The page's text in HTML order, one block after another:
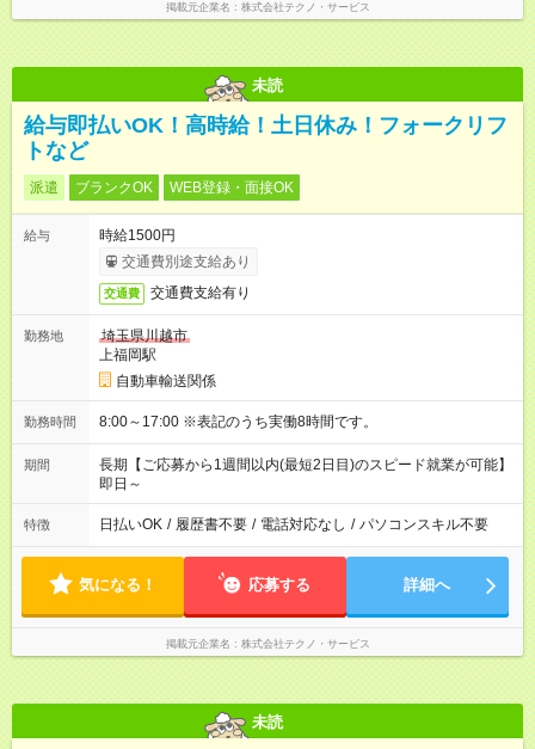
掲載元企業名 株式会社テクノ・サービス
未読
給与即払いOK！高時給！土日休み！フォークリフ
トなど
派遣 ブランクOK WEB登録・面接OK
給与
時給1500円
交通費別途支給あり
交通費 交通費支給有り
勤務地
埼玉県川越市
上福岡駅
自動車輸送関係
勤務時間 8:00～17:00 ※表記のうち実働8時間です。
期間
長期【ご応募から1週間以内(最短2日目)のスピード就業が可能】
即日～
特徴 日払いOK / 履歴書不要 / 電話対応なし / パソコンスキル不要
気になる！ 応募する 詳細へ
掲載元企業名 株式会社テクノ・サービス
未読